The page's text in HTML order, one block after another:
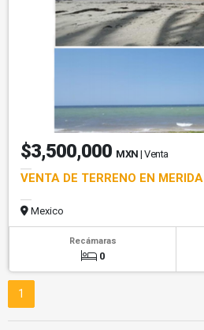
$3,500,000 MXN | Venta
VENTA DE TERRENO EN MERIDA
Mexico
Recámaras
0
1